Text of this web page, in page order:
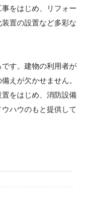
をはじめ、リフォー
置の設置など多彩な
す。建物の利用者が
えが欠かせません。
をはじめ、消防設備
ハウのもと提供して